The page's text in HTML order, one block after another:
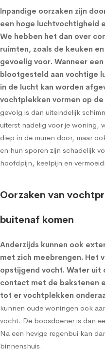
Inpandige oorzaken zijn
een hoge luchtvochtigheid
We hebben het dan over
ruimten, zoals de keuken
gevoelig voor. Wanneer
blootgesteld aan vochtige
in de lucht kan worden
vochtplekken vormen op de
gevolg is dan uiteindelijk
uiterst nadelig voor je woning,
diep in de muren door, maar
en hun sporen zijn schadelijk
hoofdpijn, keelpijn en
Oorzaken van
buitenaf komen
Anderzijds kunnen ook
met zich meebrengen. Het
opstijgend vocht. Water uit
contact met de bakstenen
tot er vochtplekken
kunnen oude woningen ook
vocht. De boosdoener is dan
Na een hevige regenbui kan
binnenshuis.